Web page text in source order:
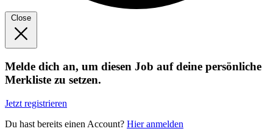
Close
Melde dich an, um diesen Job auf deine persönliche
Merkliste zu setzen.
Jetzt registrieren
Du hast bereits einen Account? Hier anmelden